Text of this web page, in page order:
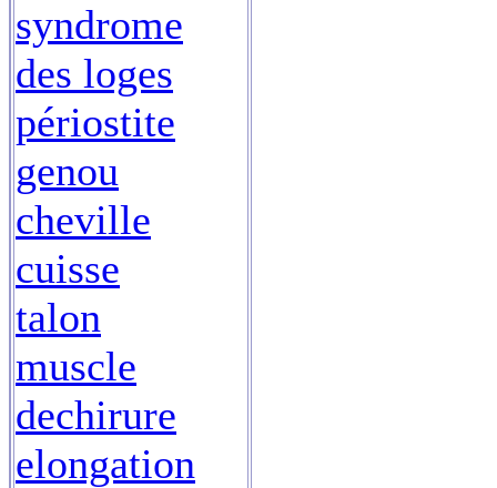
syndrome
des loges
périostite
genou
cheville
cuisse
talon
muscle
dechirure
elongation